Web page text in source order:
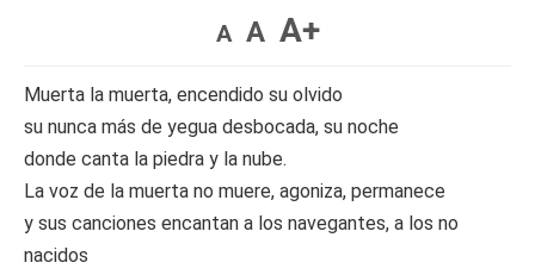
A A A+
Muerta la muerta, encendido su olvido
su nunca más de yegua desbocada, su noche
donde canta la piedra y la nube.
La voz de la muerta no muere, agoniza, permanece
y sus canciones encantan a los navegantes, a los no
nacidos